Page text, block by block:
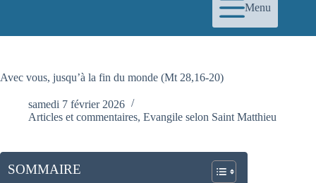
Menu
Avec vous, jusqu’à la fin du monde (Mt 28,16-20)
samedi 7 février 2026
Articles et commentaires, Evangile selon Saint Matthieu
SOMMAIRE